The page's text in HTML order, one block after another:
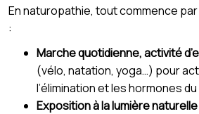
En naturopathie, tout commence
:
Marche quotidienne, activité
(vélo, natation, yoga…) pour
l’élimination et les hormones
Exposition à la lumière